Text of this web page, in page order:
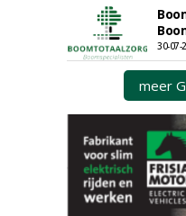
30-07-
meer